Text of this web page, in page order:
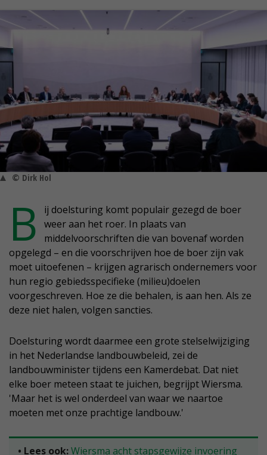
© Dirk Hol
B
ij doelsturing komt populair gezegd de boer
weer aan het roer. In plaats van
middelvoorschriften die van bovenaf worden
opgelegd – en die voorschrijven hoe de boer zijn vak
moet uitoefenen – krijgen agrarisch ondernemers voor
hun regio gebiedsspecifieke (milieu)doelen
voorgeschreven. Hoe ze die behalen, is aan hen. Als ze
deze niet halen, volgen sancties.
Doelsturing wordt daarmee een grote stelselwijziging
in het Nederlandse landbouwbeleid, zei de
landbouwminister tijdens een Kamerdebat. Dat niet
elke boer meteen staat te juichen, begrijpt Wiersma.
'Maar het is wel onderdeel van waar we naartoe
moeten met onze prachtige landbouw.'
• Lees ook:Wiersma acht stapsgewijze invoering